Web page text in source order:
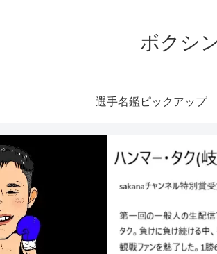
ボクシ
選手名鑑ピックアップ